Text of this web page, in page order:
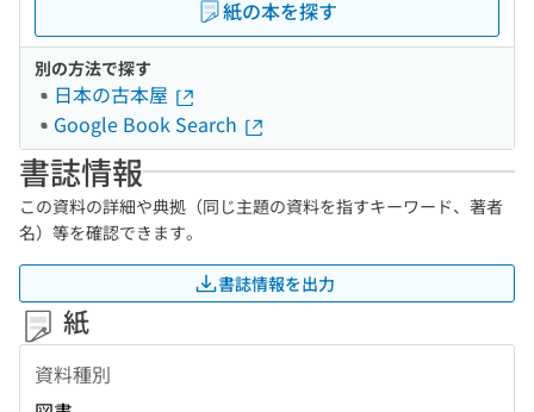
紙の本を探す
別の方法で探す
日本の古本屋
Google Book Search
書誌情報
この資料の詳細や典拠（同じ主題の資料を指すキーワード、著者
名）等を確認できます。
書誌情報を出力
紙
資料種別